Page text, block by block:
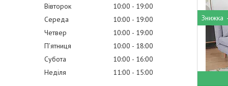
Вівторок
10:00
19:00
Середа
10:00
19:00
Четвер
10:00
19:00
Пʼятниця
10:00
18:00
Субота
10:00
16:00
Неділя
11:00 15:00